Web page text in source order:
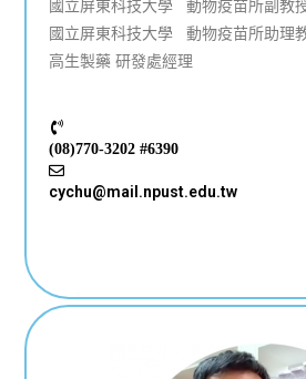
國立屏東科技大學 動物疫苗所副教
國立屏東科技大學 動物疫苗所助理
高生製藥 研發處經理
(08)770-3202 #6390
cychu@mail.npust.edu.tw